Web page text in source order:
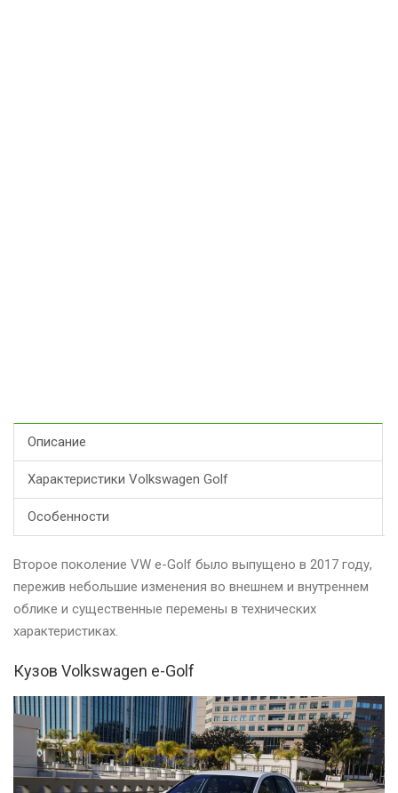
Описание
Характеристики Volkswagen Golf
Особенности
Второе поколение VW e-Golf было выпущено в 2017 году,
пережив небольшие изменения во внешнем и внутреннем
облике и существенные перемены в технических
характеристиках.
Кузов Volkswagen e-Golf